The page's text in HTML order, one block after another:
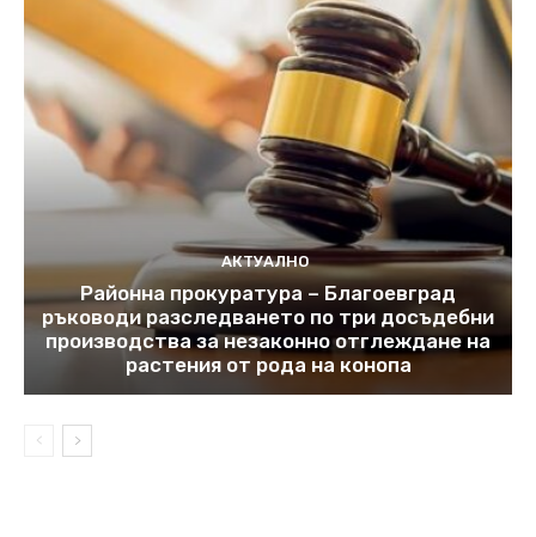
АКТУАЛНО
Районна прокуратура – Благоевград
ръководи разследването по три досъдебни
производства за незаконно отглеждане на
растения от рода на конопа